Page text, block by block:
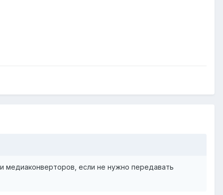
медиаконверторов, если не нужно передавать